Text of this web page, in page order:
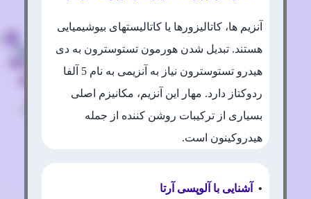
آنزیم ها، کاتالیزورها یا کاتالیستهای بیوشیمیایی
هستند. تبدیل شدن هورمون تستوسترون به دی
هیدرو تستوسترون نیاز به آنزیمی به نام 5 آلفا
ردوکتاز دارد. مهار این آنزیم، مکانیزم اصلی
بسیاری از ترکیبات روشن کننده از جمله
هیدروکینون است.
• آشنایی با آلوپسی آرتا